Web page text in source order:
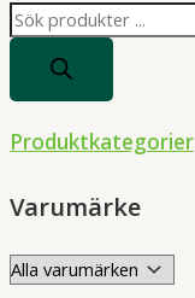
P
u
s
Produktkategorier
Varumärke